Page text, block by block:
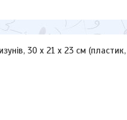
30 x 21 x 23 см